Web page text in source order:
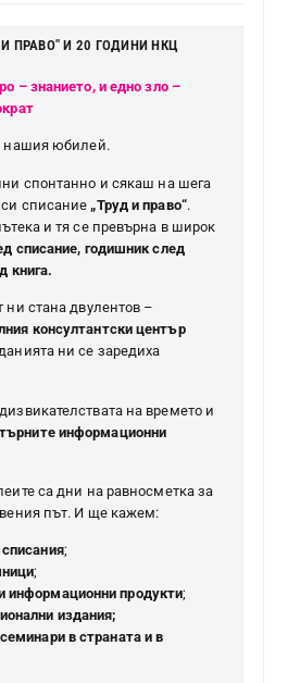
ПРАВО" И 20 ГОДИНИ НКЦ
– знанието, и едно зло –
нашия юбилей.
спонтанно и сякаш на шега
списание „Труд и право“.
и тя се превърна в широк
списание, годишник след
книга.
ни стана двулентов –
консултантски център
ни се заредиха
на времето и
информационни
са дни на равносметка за
път. И ще кажем:
;
;
информационни продукти;
издания;
в страната и в